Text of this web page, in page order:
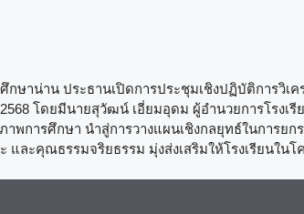
าน่าน ประธานเปิดการประชุมเชิงปฏิบัติการวิเ
โดยมีนายสุวัฒน์ เอี่ยมอุดม ผู้อำนวยการโรงเ
พการศึกษา นำสู่การวางแผนเชิงกลยุทธ์ในการ
ะคุณธรรมจริยธรรม มุ่งส่งเสริมให้โรงเรียนใน